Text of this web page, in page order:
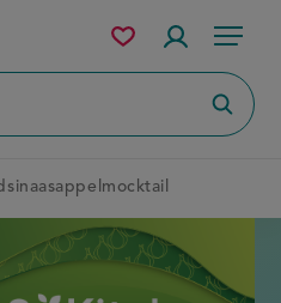
Menu
Mijn
bewaarde